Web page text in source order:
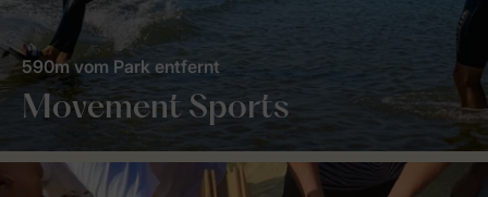
Movement Sports
590m vom Park entfernt